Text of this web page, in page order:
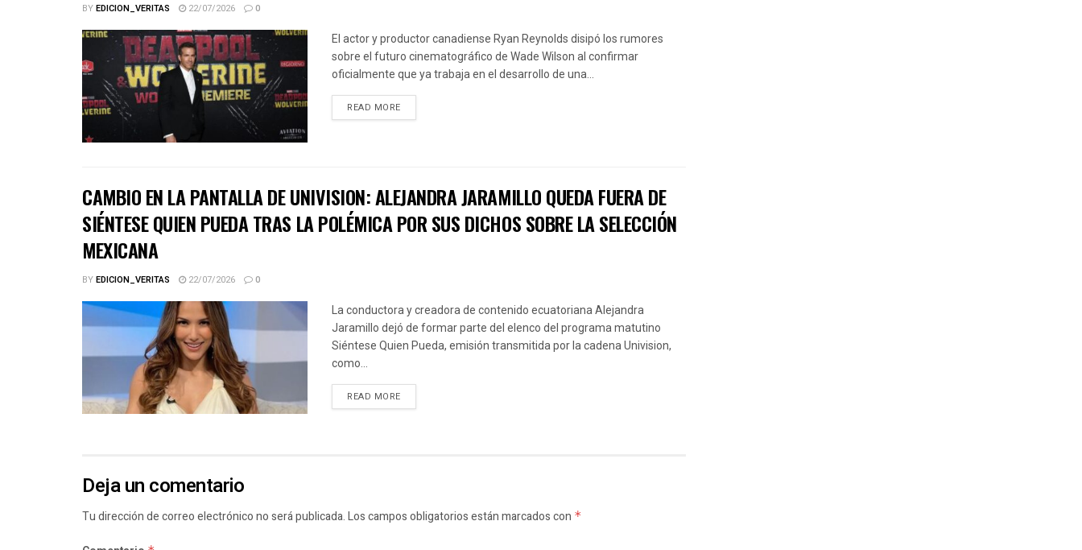
BYEDICION_VERITAS 22/07/2026 0
El actor y productor canadiense Ryan Reynolds disipó los rumores
sobre el futuro cinematográfico de Wade Wilson al confirmar
oficialmente que ya trabaja en el desarrollo de una...
READ MORE
CAMBIO EN LA PANTALLA DE UNIVISION: ALEJANDRA JARAMILLO QUEDA FUERA DE
SIÉNTESE QUIEN PUEDA TRAS LA POLÉMICA POR SUS DICHOS SOBRE LA SELECCIÓN
MEXICANA
BYEDICION_VERITAS 22/07/2026 0
La conductora y creadora de contenido ecuatoriana Alejandra
Jaramillo dejó de formar parte del elenco del programa matutino
Siéntese Quien Pueda, emisión transmitida por la cadena Univision,
como...
READ MORE
Deja un comentario
Tu dirección de correo electrónico no será publicada.Los campos obligatorios están marcados con *